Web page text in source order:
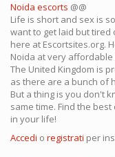
Noida escorts @@
Life is short and sex is
want to get laid but tired
here at Escortsites.org.
Noida at very affordable
The United Kingdom is
as there are a bunch of
But a thing is you don't
same time. Find the
in your life!
Accedi o registrati per